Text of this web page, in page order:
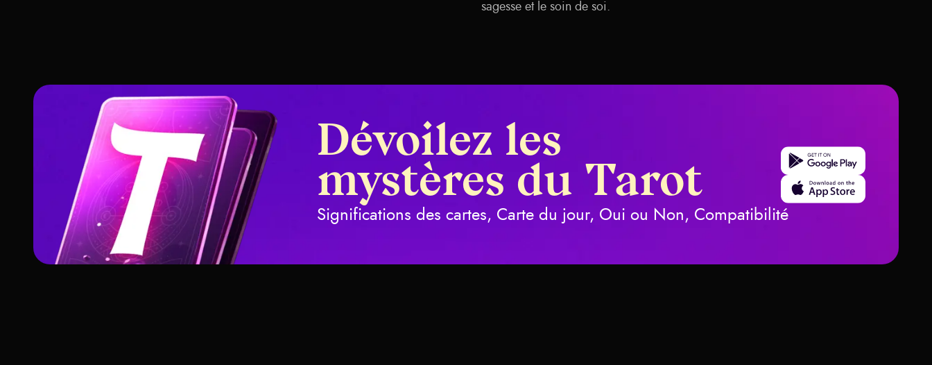
sagesse et le soin de soi.
Dévoilez les
mystères du Tarot
Significations des cartes, Carte du jour, Oui ou Non, Compatibilité
Get it on Google Play
Download on the App Store